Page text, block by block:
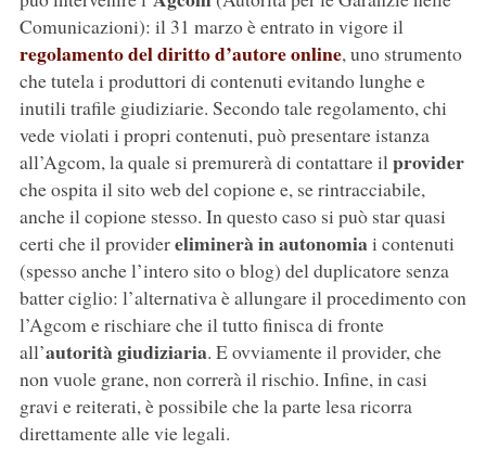
Comunicazioni): il 31 marzo è entrato in vigore il
regolamento del diritto d’autore online, uno strumento
che tutela i produttori di contenuti evitando lunghe e
inutili trafile giudiziarie. Secondo tale regolamento, chi
vede violati i propri contenuti, può presentare istanza
all’Agcom, la quale si premurerà di contattare ilprovider
che ospita il sito web del copione e, se rintracciabile,
anche il copione stesso. In questo caso si può star quasi
certi che il providereliminerà in autonomiai contenuti
(spesso anche l’intero sito o blog) del duplicatore senza
batter ciglio: l’alternativa è allungare il procedimento con
l’Agcom e rischiare che il tutto finisca di fronte
all’autorità giudiziaria. E ovviamente il provider, che
non vuole grane, non correrà il rischio. Infine, in casi
gravi e reiterati, è possibile che la parte lesa ricorra
direttamente alle vie legali.